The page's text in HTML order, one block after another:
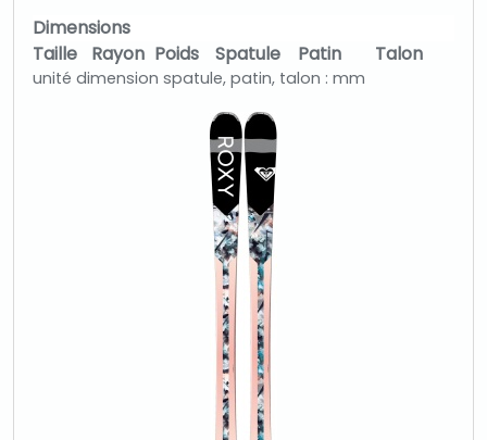
Dimensions
Taille
Rayon Poids Spatule Patin Talon
unité dimension spatule, patin, talon : mm